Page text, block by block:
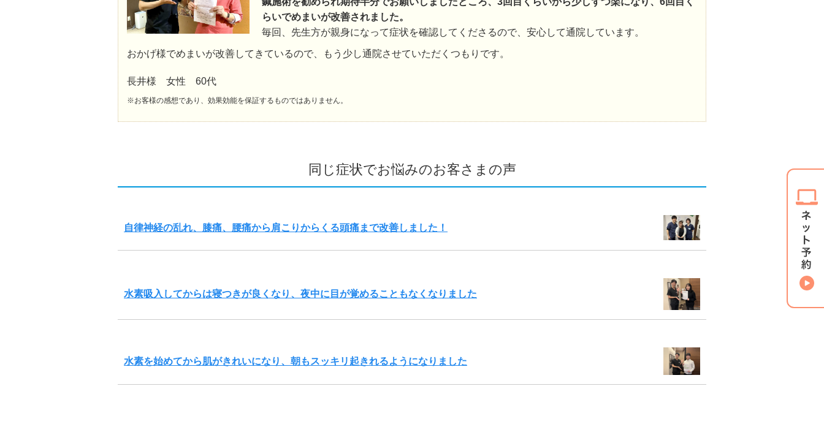
らいでめまいが改善されました。
毎回、先生方が親身になって症状を確認してくださるので、安心して通院しています。
おかげ様でめまいが改善してきているので、もう少し通院させていただくつもりです。
長井様 女性 60代
※お客様の感想であり、効果効能を保証するものではありません。
同じ症状でお悩みのお客さまの声
自律神経の乱れ、膝痛、腰痛から肩こりからくる頭痛まで改善しました！
水素吸入してからは寝つきが良くなり、夜中に目が覚めることもなくなりました
水素を始めてから肌がきれいになり、朝もスッキリ起きれるようになりました